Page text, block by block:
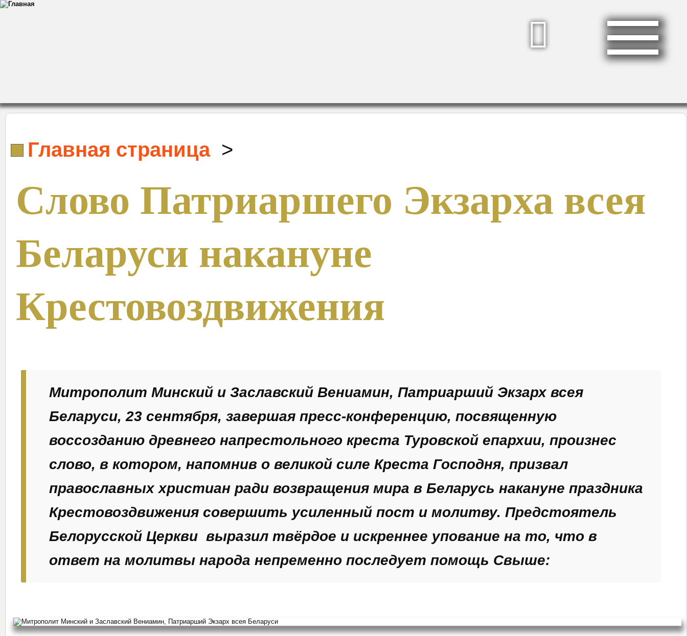
Главная страница>
Слово Патриаршего Экзарха всея
Беларуси накануне
Крестовоздвижения
Митрополит Минский и Заславский Вениамин, Патриарший Экзарх всея
Беларуси, 23 сентября, завершая пресс-конференцию, посвященную
воссозданию древнего напрестольного креста Туровской епархии, произнес
слово, в котором, напомнив о великой силе Креста Господня, призвал
православных христиан ради возвращения мира в Беларусь накануне праздника
Крестовоздвижения совершить усиленный пост и молитву. Предстоятель
Белорусской Церкви выразил твёрдое и искреннее упование на то, что в
ответ на молитвы народа непременно последует помощь Свыше: